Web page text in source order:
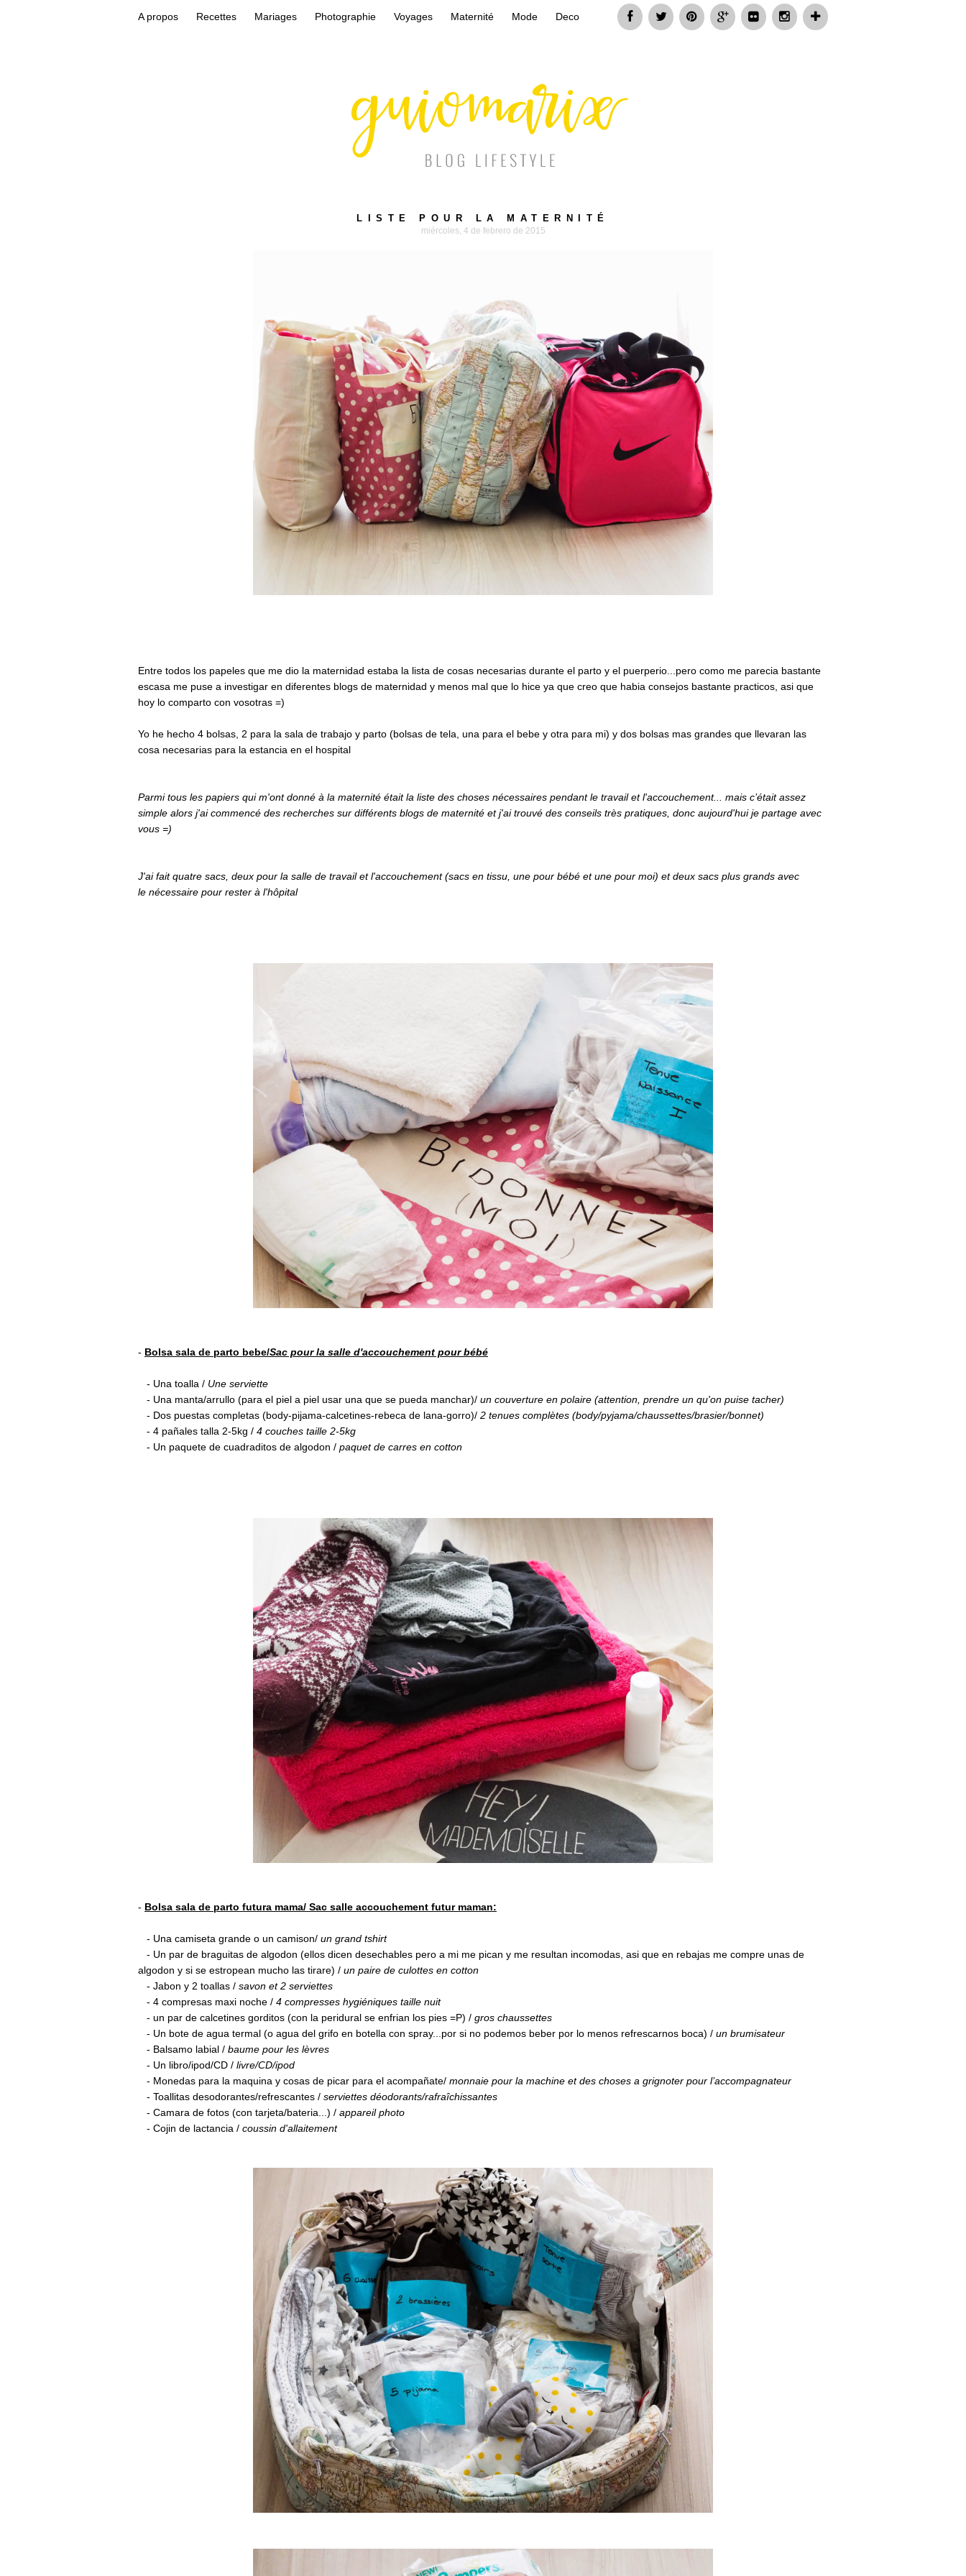
A propos Recettes Mariages Photographie Voyages Maternité Mode Deco
LISTE POUR LA MATERNITÉ
miércoles, 4 de febrero de 2015
Entre todos los papeles que me dio la maternidad estaba la lista de cosas necesarias durante el parto y el puerperio...pero como me parecia bastante
escasa me puse a investigar en diferentes blogs de maternidad y menos mal que lo hice ya que creo que habia consejos bastante practicos, asi que
hoy lo comparto con vosotras =)
Yo he hecho 4 bolsas, 2 para la sala de trabajo y parto (bolsas de tela, una para el bebe y otra para mi) y dos bolsas mas grandes que llevaran las
cosa necesarias para la estancia en el hospital
Parmi tous les papiers qui m'ont donné à la maternité était la liste des choses nécessaires pendant le travail et l'accouchement... mais c’était assez
simple alors j'ai commencé des recherches sur différents blogs de maternité et j'ai trouvé des conseils très pratiques, donc aujourd'hui je partage avec
vous =)
J'ai fait quatre sacs, deux pour la salle de travail et l'accouchement (sacs en tissu, une pour bébé et une pour moi) et deux sacs plus grands avec
le nécessaire pour rester à l'hôpital
- Bolsa sala de parto bebe/Sac pour la salle d'accouchement pour bébé
- Una toalla / Une serviette
- Una manta/arrullo (para el piel a piel usar una que se pueda manchar)/ un couverture en polaire (attention, prendre un qu'on puise tacher)
- Dos puestas completas (body-pijama-calcetines-rebeca de lana-gorro)/ 2 tenues complètes (body/pyjama/chaussettes/brasier/bonnet)
- 4 pañales talla 2-5kg / 4 couches taille 2-5kg
- Un paquete de cuadraditos de algodon / paquet de carres en cotton
- Bolsa sala de parto futura mama/ Sac salle accouchement futur maman:
- Una camiseta grande o un camison/ un grand tshirt
- Un par de braguitas de algodon (ellos dicen desechables pero a mi me pican y me resultan incomodas, asi que en rebajas me compre unas de
algodon y si se estropean mucho las tirare) / un paire de culottes en cotton
- Jabon y 2 toallas / savon et 2 serviettes
- 4 compresas maxi noche / 4 compresses hygiéniques taille nuit
- un par de calcetines gorditos (con la peridural se enfrian los pies =P) / gros chaussettes
- Un bote de agua termal (o agua del grifo en botella con spray...por si no podemos beber por lo menos refrescarnos boca) / un brumisateur
- Balsamo labial / baume pour les lèvres
- Un libro/ipod/CD / livre/CD/ipod
- Monedas para la maquina y cosas de picar para el acompañate/ monnaie pour la machine et des choses a grignoter pour l’accompagnateur
- Toallitas desodorantes/refrescantes / serviettes déodorants/rafraîchissantes
- Camara de fotos (con tarjeta/bateria...) / appareil photo
- Cojin de lactancia / coussin d'allaitement